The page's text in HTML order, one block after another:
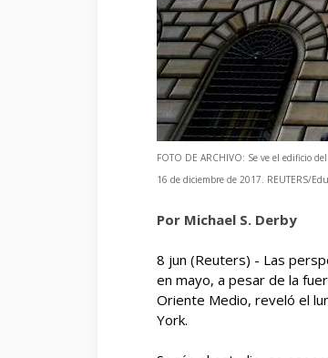
FOTO DE ARCHIVO: Se ve el edificio
16 de diciembre de 2017. REUTERS/
Por Michael S. Derby
8 jun (Reuters) - Las
en mayo, a pesar de la
Oriente Medio, reveló el
‌York.